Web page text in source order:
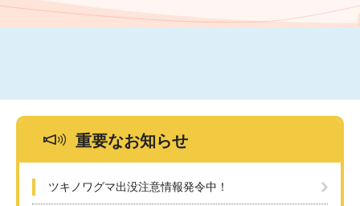
文
重要なお知らせ
ツキノワグマ出没注意情報発令中！